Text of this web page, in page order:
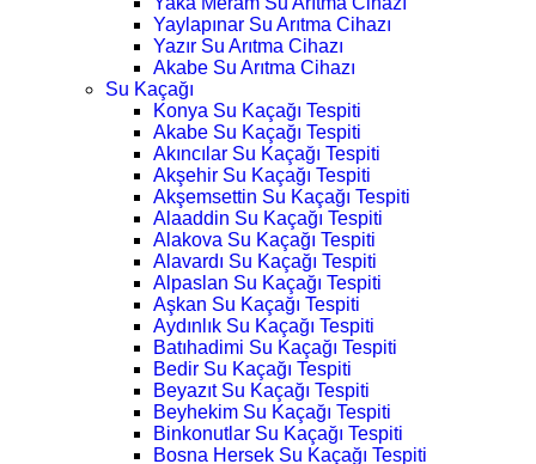
Yaylapınar Su Arıtma Cihazı
Yazır Su Arıtma Cihazı
Akabe Su Arıtma Cihazı
Su Kaçağı
Konya Su Kaçağı Tespiti
Akabe Su Kaçağı Tespiti
Akıncılar Su Kaçağı Tespiti
Akşehir Su Kaçağı Tespiti
Akşemsettin Su Kaçağı Tespiti
Alaaddin Su Kaçağı Tespiti
Alakova Su Kaçağı Tespiti
Alavardı Su Kaçağı Tespiti
Alpaslan Su Kaçağı Tespiti
Aşkan Su Kaçağı Tespiti
Aydınlık Su Kaçağı Tespiti
Batıhadimi Su Kaçağı Tespiti
Bedir Su Kaçağı Tespiti
Beyazıt Su Kaçağı Tespiti
Beyhekim Su Kaçağı Tespiti
Binkonutlar Su Kaçağı Tespiti
Bosna Hersek Su Kaçağı Tespiti